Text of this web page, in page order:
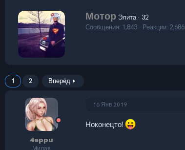
ц
и
и
А
в
т
Мотор Элита · 32
Сообщения 1,843 Реакции 2,686
1 2 Вперёд
4eppu
16 Янв 2019
Ноконецто!